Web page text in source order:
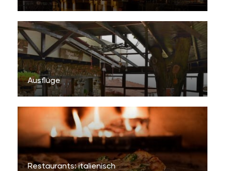
Ausflüge
Restaurants: italienisch